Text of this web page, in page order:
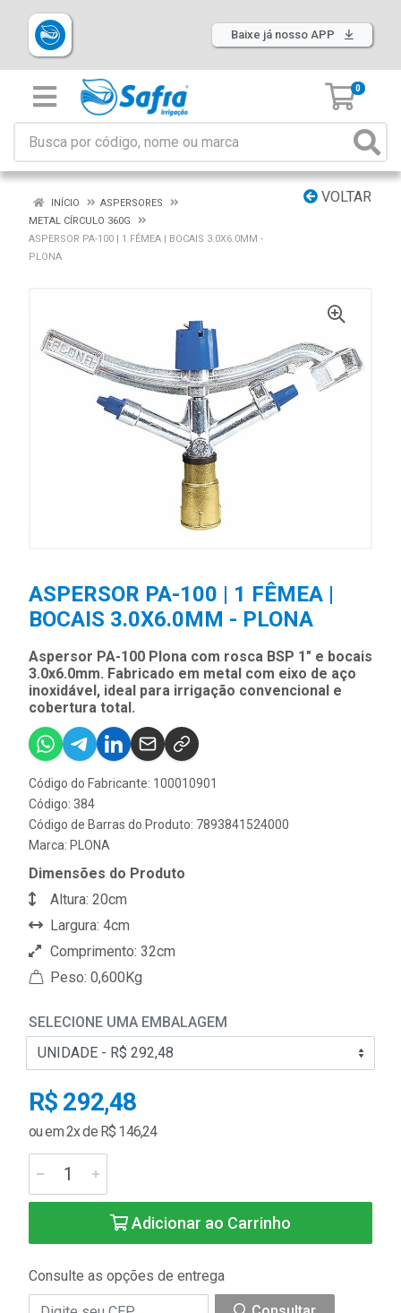
Baixe já nosso APP
0
VOLTAR
INÍCIO
ASPERSORES
METAL CÍRCULO 360G
ASPERSOR PA-100 | 1 FÊMEA | BOCAIS 3.0X6.0MM -
PLONA
ASPERSOR PA-100 | 1 FÊMEA |
BOCAIS 3.0X6.0MM - PLONA
Aspersor PA-100 Plona com rosca BSP 1" e bocais
3.0x6.0mm. Fabricado em metal com eixo de aço
inoxidável, ideal para irrigação convencional e
cobertura total.
Código do Fabricante: 100010901
Código: 384
Código de Barras do Produto: 7893841524000
Marca: PLONA
Dimensões do Produto
Altura: 20cm
Largura: 4cm
Comprimento: 32cm
Peso: 0,600Kg
SELECIONE UMA EMBALAGEM
R$ 292,48
ou em 2x de R$ 146,24
Adicionar ao Carrinho
Consulte as opções de entrega